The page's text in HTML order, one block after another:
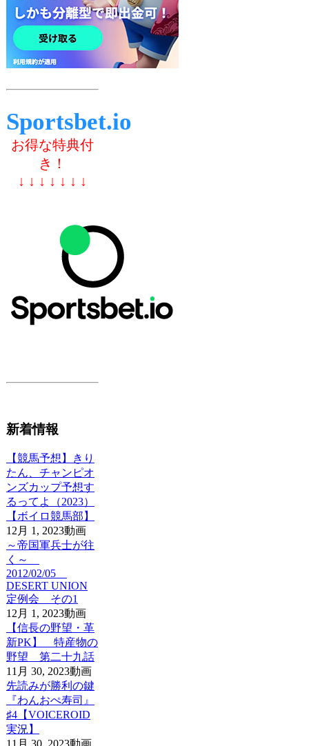
Sportsbet.io
お得な特典付
き！
↓ ↓ ↓ ↓ ↓ ↓ ↓
新着情報
【競馬予想】きり
たん、チャンピオ
ンズカップ予想す
るってよ（2023）
【ボイロ競馬部】
12月 1, 2023動画
～帝国軍兵士が往
く～
2012/02/05
DESERT UNION
定例会 その1
12月 1, 2023動画
【信長の野望・革
新PK】 特産物の
野望 第二十九話
11月 30, 2023動画
先読みが勝利の鍵
『わんおぺ寿司』
♯4【VOICEROID
実況】
11月 30, 2023動画